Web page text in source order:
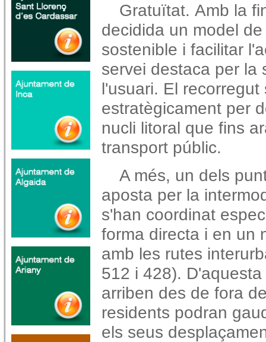
Gratuïtat. Amb la
decidida un model
sostenible i facilitar
servei destaca per la
l'usuari. El recorregut
estratègicament per
nucli litoral que fins
transport públic.
A més, un dels
aposta per la
s'han coordinat
forma directa i en un
amb les rutes
512 i 428).
arriben des de fora
residents podran
els seus